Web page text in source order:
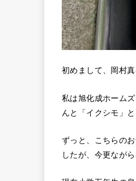
初めまして、岡村真
私は旭化成ホーム
んと「イクシモ」
ずっと、こちらの
したが、今更なが